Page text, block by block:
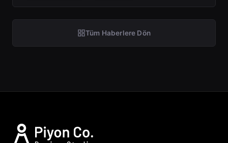
Tüm Haberlere Dön